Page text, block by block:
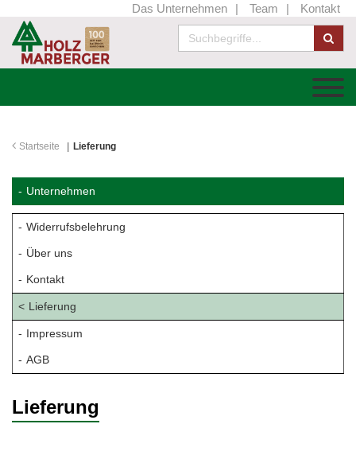
Das Unternehmen Team Kontakt
Startseite Lieferung
Unternehmen
Widerrufsbelehrung
Über uns
Kontakt
Lieferung
Impressum
AGB
Lieferung